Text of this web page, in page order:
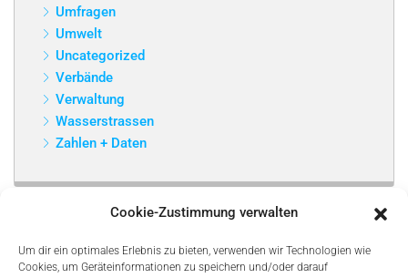
Cookie-Zustimmung verwalten
Um dir ein optimales Erlebnis zu bieten, verwenden wir Technologien wie
Cookies, um Geräteinformationen zu speichern und/oder darauf
Umfragen
Umwelt
Uncategorized
Verbände
Verwaltung
Wasserstrassen
Zahlen + Daten